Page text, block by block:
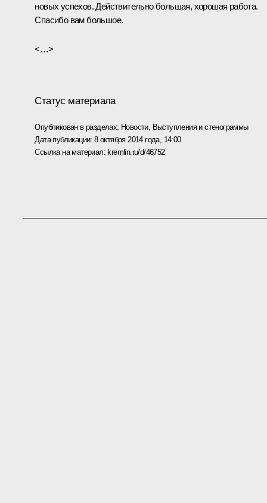
новых успехов. Действительно большая, хорошая работа.
Спасибо вам большое.
<…>
Статус материала
Опубликован в разделах: Новости, Выступления и стенограммы
Дата публикации:8 октября 2014 года, 14:00
Ссылка на материал: kremlin.ru/d/46752